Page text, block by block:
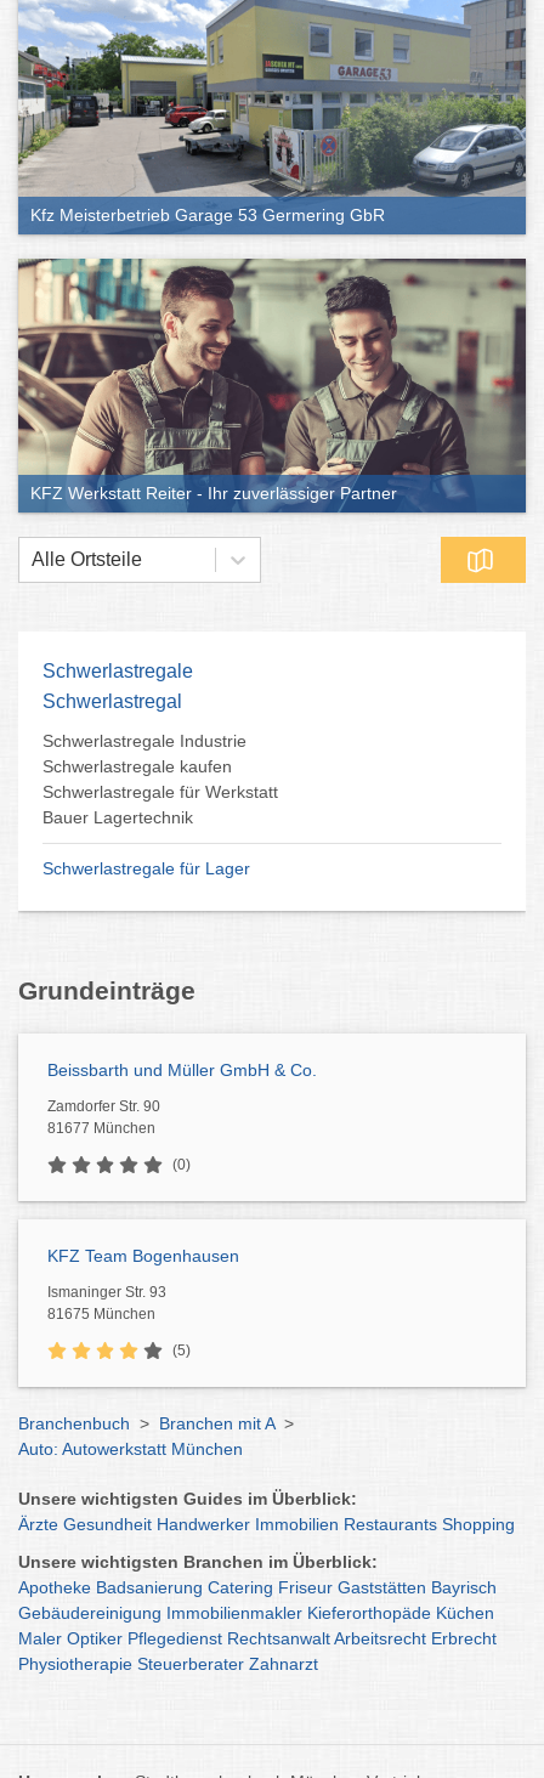
Kfz Meisterbetrieb Garage 53 Germering GbR
KFZ Werkstatt Reiter - Ihr zuverlässiger Partner
Alle Ortsteile
Schwerlastregale
Schwerlastregal
Schwerlastregale Industrie
Schwerlastregale kaufen
Schwerlastregale für Werkstatt
Bauer Lagertechnik
Schwerlastregale für Lager
Grundeinträge
Beissbarth und Müller GmbH & Co.
Zamdorfer Str. 90
81677 München
(0)
KFZ Team Bogenhausen
Ismaninger Str. 93
81675 München
(5)
Branchenbuch > Branchen mit A >
Auto: Autowerkstatt München
Unsere wichtigsten Guides im Überblick:
Ärzte Gesundheit Handwerker Immobilien Restaurants Shopping
Unsere wichtigsten Branchen im Überblick:
Apotheke Badsanierung Catering Friseur Gaststätten Bayrisch
Gebäudereinigung Immobilienmakler Kieferorthopäde Küchen
Maler Optiker Pflegedienst RechtsanwaltArbeitsrecht Erbrecht
Physiotherapie Steuerberater Zahnarzt